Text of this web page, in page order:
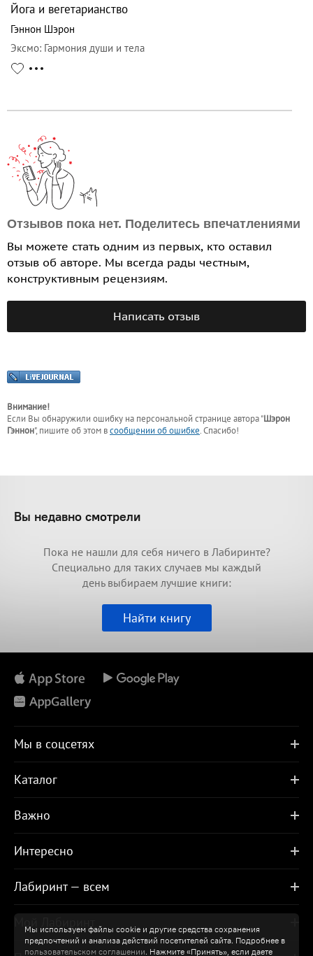
Йога и вегетарианство
Гэннон Шэрон
Эксмо: Гармония души и тела
Отзывов пока нет. Поделитесь впечатлениями
Вы можете стать одним из первых, кто оставил
отзыв об авторе. Мы всегда рады честным,
конструктивным рецензиям.
Написать отзыв
Внимание!
Если Вы обнаружили ошибку на персональной странице автора "Шэрон
Гэннон", пишите об этом всообщении об ошибке. Спасибо!
Мы используем файлы cookie и другие средства сохранения
предпочтений и анализа действий посетителей сайта. Подробнее в
пользовательском соглашении. Нажмите «Принять», если даете
Вы недавно смотрели
Пока не нашли для себя ничего в Лабиринте?
Специально для таких случаев мы каждый
день выбираем лучшие книги:
Найти книгу
Мы в соцсетях
Каталог
Важно
Интересно
Лабиринт — всем